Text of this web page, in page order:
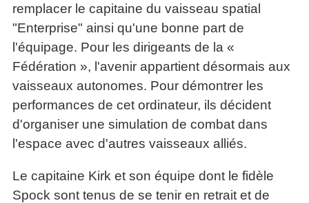
remplacer le capitaine du vaisseau spatial
"Enterprise" ainsi qu'une bonne part de
l'équipage. Pour les dirigeants de la «
Fédération », l'avenir appartient désormais aux
vaisseaux autonomes. Pour démontrer les
performances de cet ordinateur, ils décident
d'organiser une simulation de combat dans
l'espace avec d'autres vaisseaux alliés.
Le capitaine Kirk et son équipe dont le fidèle
Spock sont tenus de se tenir en retrait et de